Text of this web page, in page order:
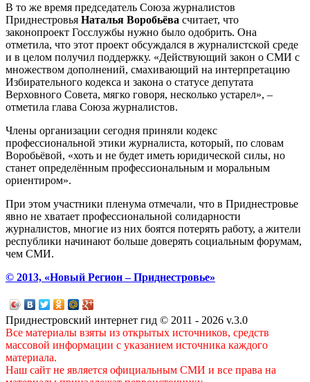
В то же время председатель Союза журналистов
Приднестровья Наталья Воробьёва считает, что
законопроект Госслужбы нужно было одобрить. Она
отметила, что этот проект обсуждался в журналистской среде
и в целом получил поддержку. «Действующий закон о СМИ с
множеством дополнений, смахивающий на интерпретацию
Избирательного кодекса и закона о статусе депутата
Верховного Совета, мягко говоря, несколько устарел», –
отметила глава Союза журналистов.
Члены организации сегодня приняли кодекс
профессиональной этики журналиста, который, по словам
Воробьёвой, «хоть и не будет иметь юридической силы, но
станет определённым профессиональным и моральным
ориентиром».
При этом участники пленума отмечали, что в Приднестровье
явно не хватает профессиональной солидарности
журналистов, многие из них боятся потерять работу, а жители
республики начинают больше доверять социальным форумам,
чем СМИ.
© 2013, «Новый Регион – Приднестровье»
Приднестровский интернет гид © 2011 - 2026 v.3.0
Все материалы взяты из открытых источников, средств
массовой информации с указанием источника каждого
материала.
Наш сайт не является официальным СМИ и все права на